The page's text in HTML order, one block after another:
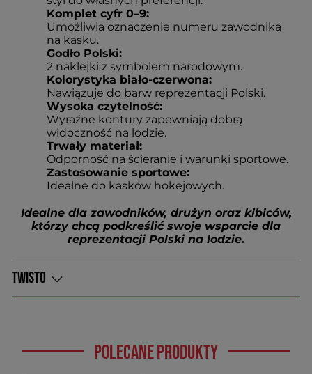
Komplet cyfr 0–9:
Umożliwia oznaczenie numeru zawodnika
na kasku.
Godło Polski:
2 naklejki z symbolem narodowym.
Kolorystyka biało-czerwona:
Nawiązuje do barw reprezentacji Polski.
Wysoka czytelność:
Wyraźne kontury zapewniają dobrą
widoczność na lodzie.
Trwały materiał:
Odporność na ścieranie i warunki sportowe.
Zastosowanie sportowe:
Idealne do kasków hokejowych.
Idealne dla zawodników, drużyn oraz kibiców,
którzy chcą podkreślić swoje wsparcie dla
reprezentacji Polski na lodzie.
TWISTO
POLECANE PRODUKTY